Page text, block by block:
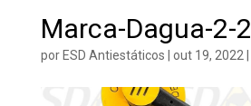
Marca-Dagua-2-2
porESD Antiestáticos | out 19, 2022 |